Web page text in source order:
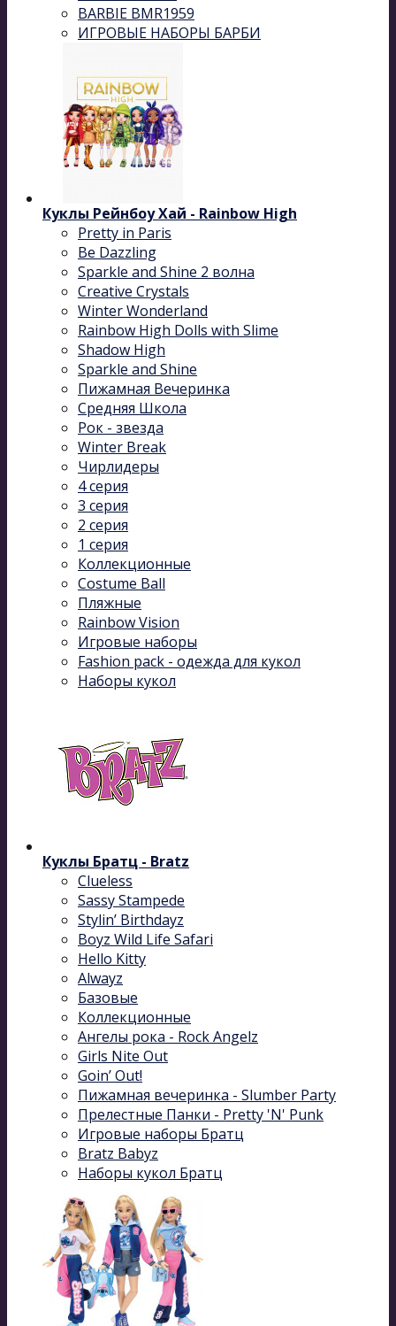
BARBIE BMR1959
ИГРОВЫЕ НАБОРЫ БАРБИ
Куклы Рейнбоу Хай - Rainbow High
Pretty in Paris
Be Dazzling
Sparkle and Shine 2 волна
Сreative Сrystals
Winter Wonderland
Rainbow High Dolls with Slime
Shadow High
Sparkle and Shine
Пижамная Вечеринка
Средняя Школа
Рок - звезда
Winter Break
Чирлидеры
4 серия
3 серия
2 серия
1 серия
Коллекционные
Costume Ball
Пляжные
Rainbow Vision
Игровые наборы
Fashion pack - одежда для кукол
Наборы кукол
Куклы Братц - Bratz
Clueless
Sassy Stampede
Stylin’ Birthdayz
Boyz Wild Life Safari
Hello Kitty
Alwayz
Базовые
Коллекционные
Ангелы рока - Rock Angelz
Girls Nite Out
Goin’ Out!
Пижамная вечеринка - Slumber Party
Прелестные Панки - Pretty 'N' Punk
Игровые наборы Братц
Bratz Babyz
Наборы кукол Братц